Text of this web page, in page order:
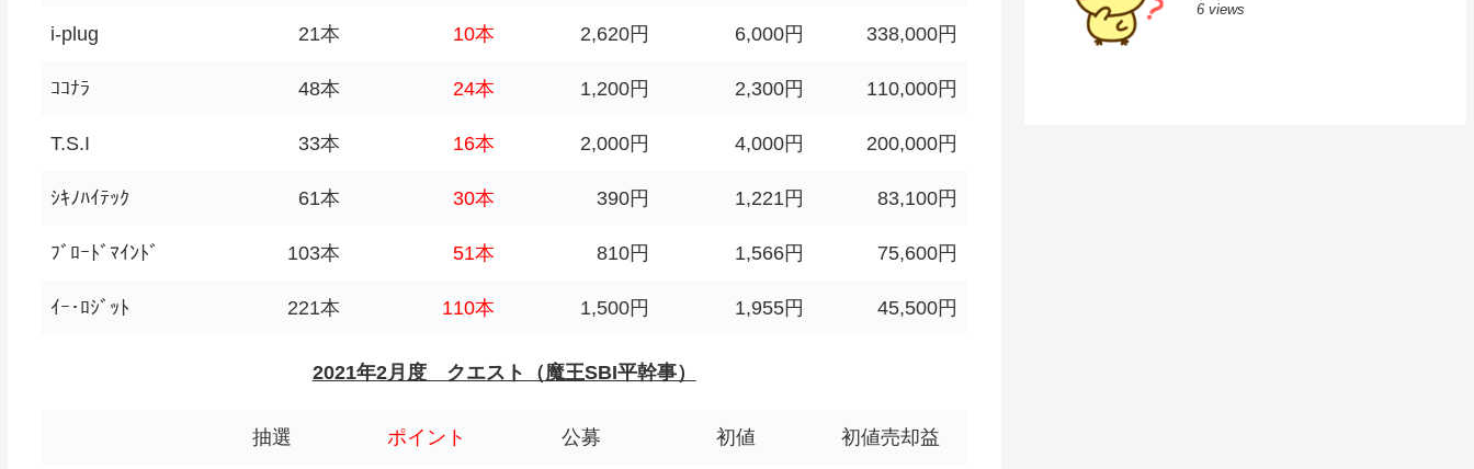
i-plug 21本 10本 2,620円 6,000円 338,000円
ｺｺﾅﾗ 48本 24本 1,200円 2,300円 110,000円
T.S.I 33本 16本 2,000円 4,000円 200,000円
ｼｷﾉﾊｲﾃｯｸ 61本 30本 390円 1,221円 83,100円
ﾌﾞﾛｰﾄﾞﾏｲﾝﾄﾞ 103本 51本 810円 1,566円 75,600円
ｲｰ･ﾛｼﾞｯﾄ 221本 110本 1,500円 1,955円 45,500円
2021年2月度 クエスト（魔王SBI平幹事）
抽選 ポイント 公募 初値 初値売却益
6 views